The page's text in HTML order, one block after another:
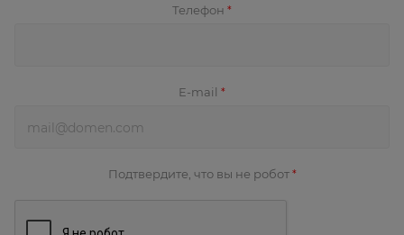
Телефон *
E-mail *
Подтвердите, что вы не робот *